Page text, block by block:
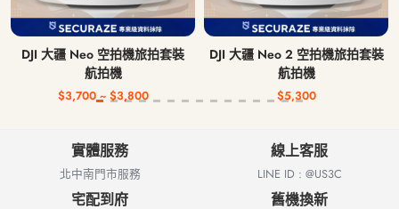
DJI 大疆 Neo 空拍機旅拍套裝
航拍機
$3,700 ~ $3,800
DJI 大疆 Neo 2 空拍機旅拍套裝
航拍機
$5,300
實體服務
北中南門市服務
線上客服
LINE ID : @US3C
宅配到府 舊機換新